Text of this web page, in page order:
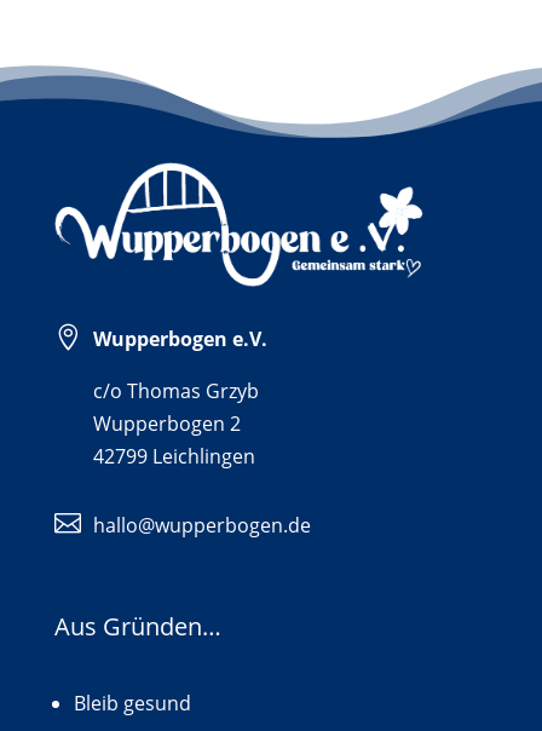
 Wupperbogen e.V.
c/o Thomas Grzyb
Wupperbogen 2
42799 Leichlingen
 hallo@wupperbogen.de
Aus Gründen…
Bleib gesund